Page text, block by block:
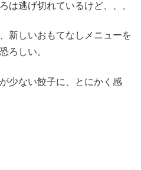
は逃げ切れているけど、、、
新しいおもてなしメニューを
ろしい。
少ない餃子に、とにかく感